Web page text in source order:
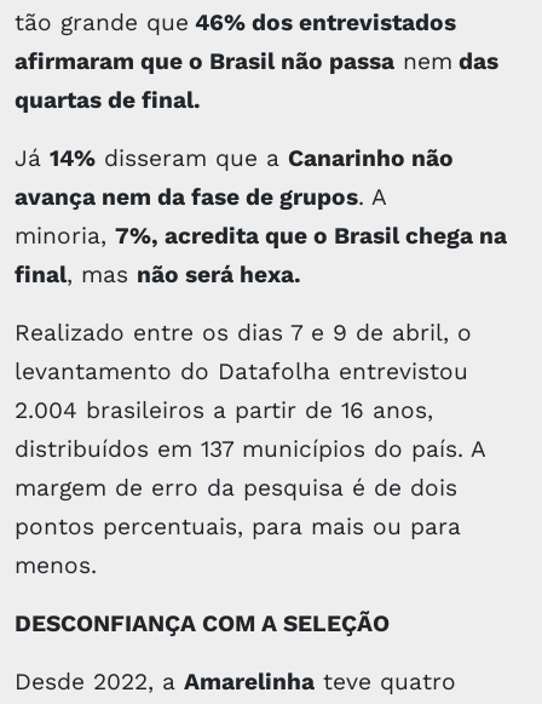
tão grande que 46% dos entrevistados
afirmaram que o Brasil não passa nem das
quartas de final.
Já 14% disseram que a Canarinho não
avança nem da fase de grupos. A
minoria, 7%, acredita que o Brasil chega na
final, mas não será hexa.
Realizado entre os dias 7 e 9 de abril, o
levantamento do Datafolha entrevistou
2.004 brasileiros a partir de 16 anos,
distribuídos em 137 municípios do país. A
margem de erro da pesquisa é de dois
pontos percentuais, para mais ou para
menos.
DESCONFIANÇA COM A SELEÇÃO
Desde 2022, a Amarelinha teve quatro